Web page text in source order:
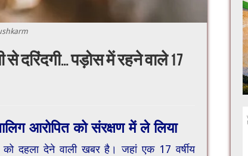
दरिंदगी… पड़ोस में रहने वाले 17
आरोपित को संरक्षण में ले लिया
को दहला देने वाली खबर है। जहां एक 17 वर्षीय